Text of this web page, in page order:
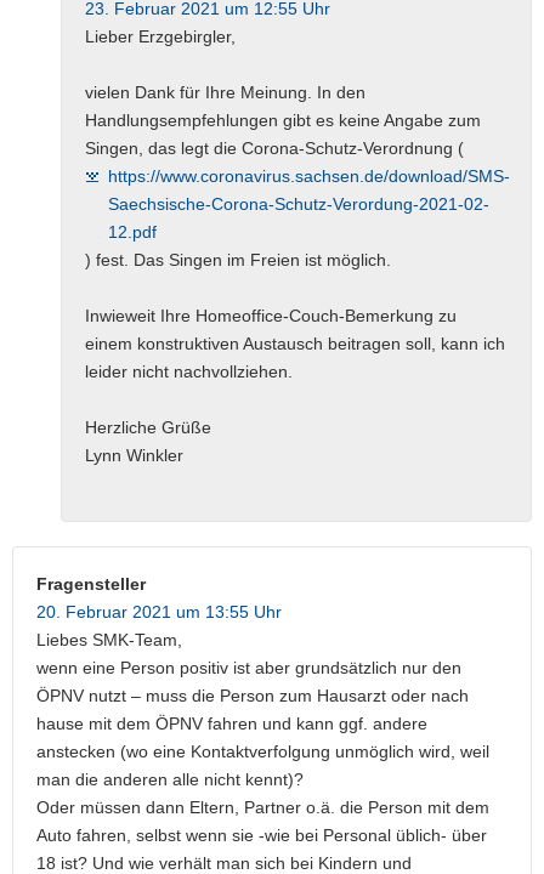
23. Februar 2021 um 12:55 Uhr
Lieber Erzgebirgler,
vielen Dank für Ihre Meinung. In den
Handlungsempfehlungen gibt es keine Angabe zum
Singen, das legt die Corona-Schutz-Verordnung (
https://www.coronavirus.sachsen.de/download/SMS-
Saechsische-Corona-Schutz-Verordung-2021-02-
12.pdf
) fest. Das Singen im Freien ist möglich.
Inwieweit Ihre Homeoffice-Couch-Bemerkung zu
einem konstruktiven Austausch beitragen soll, kann ich
leider nicht nachvollziehen.
Herzliche Grüße
Lynn Winkler
Fragensteller
20. Februar 2021 um 13:55 Uhr
Liebes SMK-Team,
wenn eine Person positiv ist aber grundsätzlich nur den
ÖPNV nutzt – muss die Person zum Hausarzt oder nach
hause mit dem ÖPNV fahren und kann ggf. andere
anstecken (wo eine Kontaktverfolgung unmöglich wird, weil
man die anderen alle nicht kennt)?
Oder müssen dann Eltern, Partner o.ä. die Person mit dem
Auto fahren, selbst wenn sie -wie bei Personal üblich- über
18 ist? Und wie verhält man sich bei Kindern und